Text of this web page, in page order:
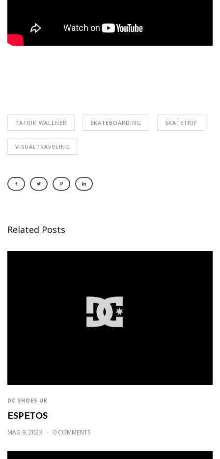
PATRIK WALLNER SKATEBOARDING SKATETRIP
VISUALTRAVELING
Related Posts
DC SHOES UK
ESPETOS
MAG 9, 2023 0 COMMENTS